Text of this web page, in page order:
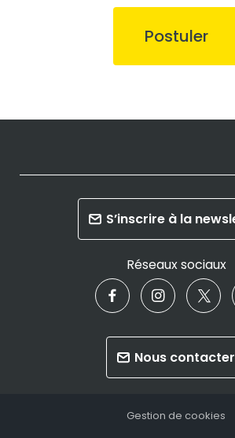
S’inscrire à la
Réseaux sociaux
Nous contacter
Gestion de cookies